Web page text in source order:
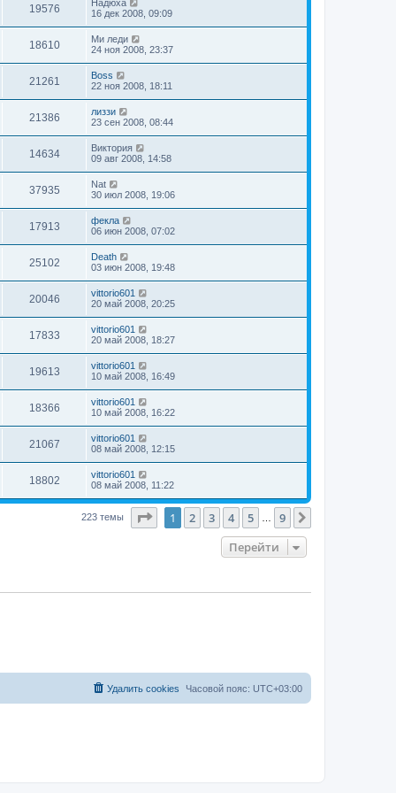
19576
Надюха
16 дек 2008, 09:09
18610
Ми леди
24 ноя 2008, 23:37
21261
Boss
22 ноя 2008, 18:11
21386
лиззи
23 сен 2008, 08:44
14634
Виктория
09 авг 2008, 14:58
37935
Nat
30 июл 2008, 19:06
17913
фекла
06 июн 2008, 07:02
25102
Death
03 июн 2008, 19:48
20046
vittorio601
20 май 2008, 20:25
17833
vittorio601
20 май 2008, 18:27
19613
vittorio601
10 май 2008, 16:49
18366
vittorio601
10 май 2008, 16:22
21067
vittorio601
08 май 2008, 12:15
18802
vittorio601
08 май 2008, 11:22
223 темы Страница1 из
1 2 3 4 5 9
Перейти
Часовой пояс: UTC+03:00
Удалить cookies